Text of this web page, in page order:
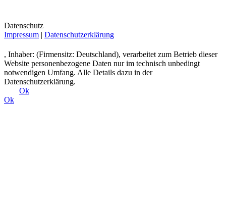
Datenschutz
Impressum | Datenschutzerklärung
, Inhaber: (Firmensitz: Deutschland), verarbeitet zum Betrieb dieser
Website personenbezogene Daten nur im technisch unbedingt
notwendigen Umfang. Alle Details dazu in der
Datenschutzerklärung.
Ok
Ok